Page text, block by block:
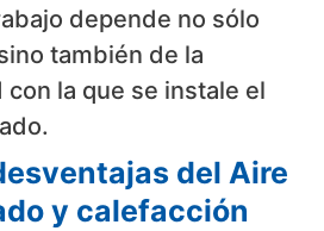
depende no sólo
también de la
la que se instale el
del Aire
y calefacción